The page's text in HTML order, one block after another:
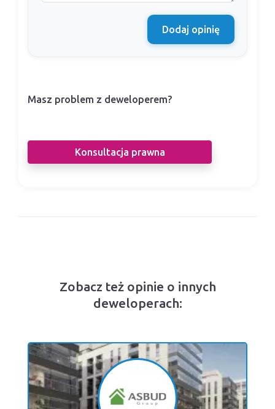
Dodaj opinię
Masz problem z deweloperem?
Konsultacja prawna
Zobacz też opinie o innych
deweloperach: